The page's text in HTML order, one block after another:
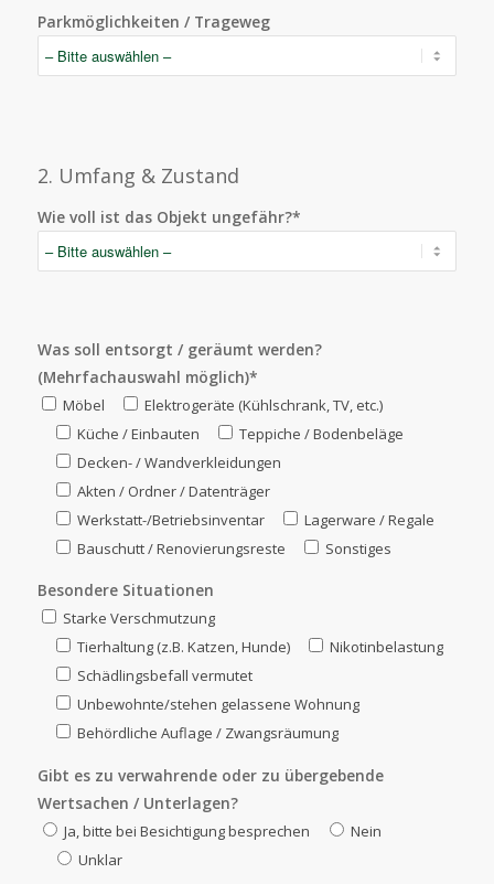
Parkmöglichkeiten / Trageweg
2. Umfang & Zustand
Wie voll ist das Objekt ungefähr?*
Was soll entsorgt / geräumt werden?
(Mehrfachauswahl möglich)*
Möbel
Elektrogeräte (Kühlschrank, TV, etc.)
Küche / Einbauten
Teppiche / Bodenbeläge
Decken- / Wandverkleidungen
Akten / Ordner / Datenträger
Werkstatt-/Betriebsinventar
Lagerware / Regale
Bauschutt / Renovierungsreste
Sonstiges
Besondere Situationen
Starke Verschmutzung
Tierhaltung (z.B. Katzen, Hunde)
Nikotinbelastung
Schädlingsbefall vermutet
Unbewohnte/stehen gelassene Wohnung
Behördliche Auflage / Zwangsräumung
Gibt es zu verwahrende oder zu übergebende
Wertsachen / Unterlagen?
Ja, bitte bei Besichtigung besprechen
Nein
Unklar